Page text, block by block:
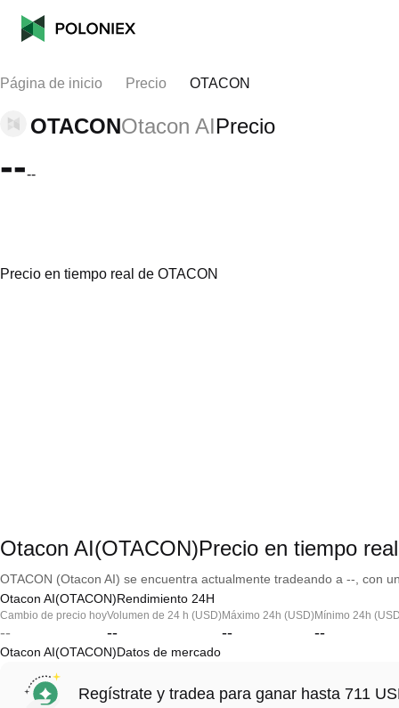
Página de inicio Precio OTACON
OTACONOtacon AIPrecio
----
Precio en tiempo real de OTACON
Otacon AI(OTACON)Precio en tiempo real
OTACON (Otacon AI) se encuentra actualmente tradeando a --, con
Otacon AI(OTACON)Rendimiento 24H
Cambio de precio hoy
--
Volumen de 24 h (USD)
--
Máximo 24h (USD)
--
Mínimo 24h
--
Otacon AI(OTACON)Datos de mercado
Regístrate y tradea para ganar hasta 711